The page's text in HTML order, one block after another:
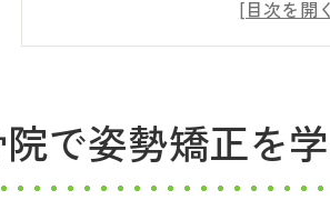
整骨院の姿勢矯正で女
腰痛を改善する福山市の整骨
整骨院で実践できる腰
で姿勢矯正を